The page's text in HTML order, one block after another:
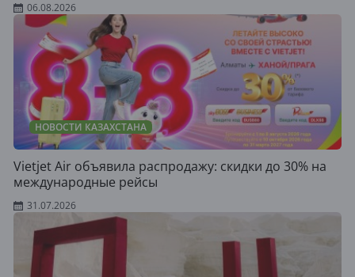
06.08.2026
НОВОСТИ КАЗАХСТАНА
Vietjet Air объявила распродажу: скидки до 30% на
международные рейсы
31.07.2026